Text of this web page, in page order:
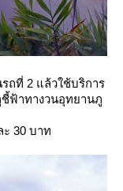
ถที่ 2 แล้วใช้บริการ
ฟ้าทางวนอุทยานภู
30 บาท